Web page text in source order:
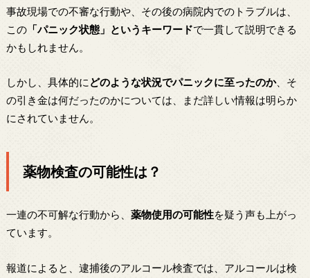
事故現場での不審な行動や、その後の病院内でのトラブルは、
この「パニック状態」というキーワードで一貫して説明できる
かもしれません。
しかし、具体的に どのような状況でパニックに至ったのか、そ
の引き金は何だったのかについては、まだ詳しい情報は明らか
にされていません。
薬物検査の可能性は？
一連の不可解な行動から、 薬物使用の可能性を疑う声も上がっ
ています。
報道によると、逮捕後のアルコール検査では、アルコールは検